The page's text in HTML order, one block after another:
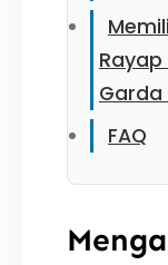
FAQ